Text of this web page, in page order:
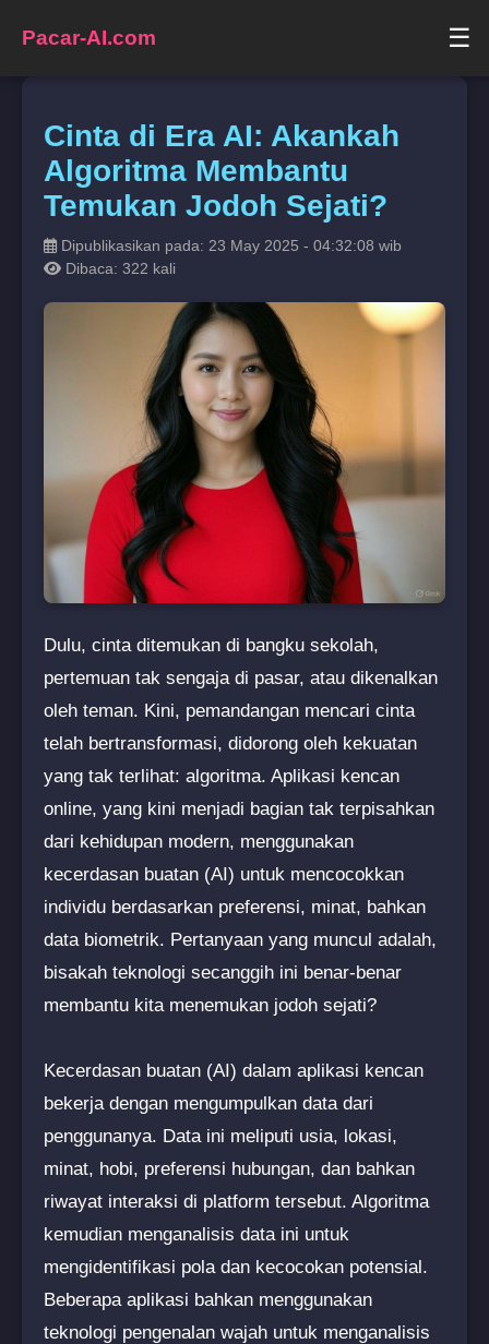
Pacar-AI.com ☰
Cinta di Era AI: Akankah
Algoritma Membantu
Temukan Jodoh Sejati?
Dipublikasikan pada: 23 May 2025 - 04:32:08 wib
Dibaca: 322 kali
Dulu, cinta ditemukan di bangku sekolah,
pertemuan tak sengaja di pasar, atau dikenalkan
oleh teman. Kini, pemandangan mencari cinta
telah bertransformasi, didorong oleh kekuatan
yang tak terlihat: algoritma. Aplikasi kencan
online, yang kini menjadi bagian tak terpisahkan
dari kehidupan modern, menggunakan
kecerdasan buatan (AI) untuk mencocokkan
individu berdasarkan preferensi, minat, bahkan
data biometrik. Pertanyaan yang muncul adalah,
bisakah teknologi secanggih ini benar-benar
membantu kita menemukan jodoh sejati?
Kecerdasan buatan (AI) dalam aplikasi kencan
bekerja dengan mengumpulkan data dari
penggunanya. Data ini meliputi usia, lokasi,
minat, hobi, preferensi hubungan, dan bahkan
riwayat interaksi di platform tersebut. Algoritma
kemudian menganalisis data ini untuk
mengidentifikasi pola dan kecocokan potensial.
Beberapa aplikasi bahkan menggunakan
teknologi pengenalan wajah untuk menganalisis